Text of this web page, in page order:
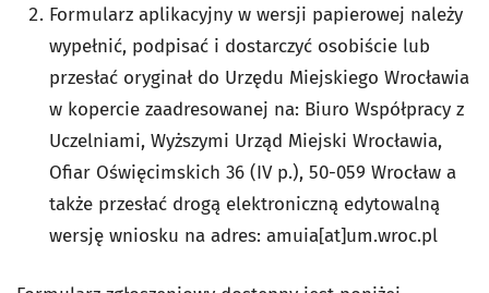
Formularz aplikacyjny w wersji papierowej należy
wypełnić, podpisać i dostarczyć osobiście lub
przesłać oryginał do Urzędu Miejskiego Wrocławia
w kopercie zaadresowanej na: Biuro Współpracy z
Uczelniami, Wyższymi Urząd Miejski Wrocławia,
Ofiar Oświęcimskich 36 (IV p.), 50-059 Wrocław a
także przesłać drogą elektroniczną edytowalną
wersję wniosku na adres: amuia[at]um.wroc.pl